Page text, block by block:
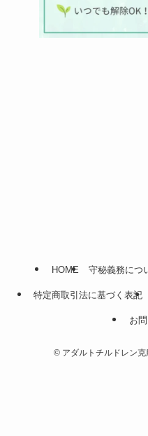
HOME 守秘義務につ
特定商取引法に基づく表記
お
© アダルトチルドレン